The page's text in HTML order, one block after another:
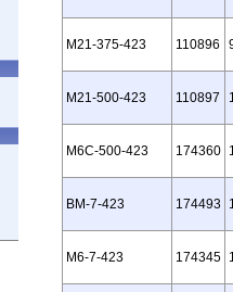
M21‑375‑423 110896
M21‑500‑423 110897
M6C‑500‑423 174360
BM‑7‑423 174493
M6‑7‑423 174345